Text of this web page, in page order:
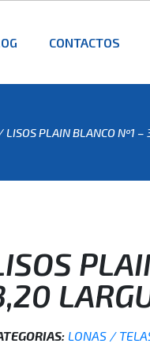
CONTACTOS
LISOS PLAIN BLANCO Nº1 –
LONAS /